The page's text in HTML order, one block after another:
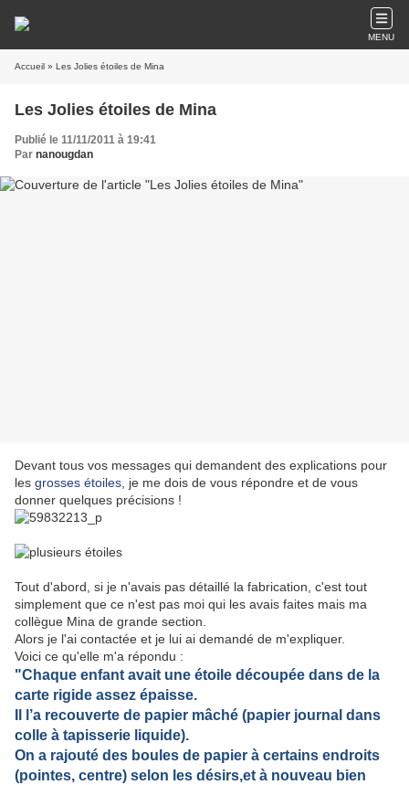
MENU
Accueil » Les Jolies étoiles de Mina
Les Jolies étoiles de Mina
Publié le 11/11/2011 à 19:41
Par nanougdan
Devant tous vos messages qui demandent des explications pour
les grosses étoiles , je me dois de vous répondre et de vous
donner quelques précisions !
Tout d'abord, si je n'avais pas détaillé la fabrication, c'est tout
simplement que ce n'est pas moi qui les avais faites mais ma
collègue Mina de grande section.
Alors je l'ai contactée et je lui ai demandé de m'expliquer.
Voici ce qu'elle m'a répondu :
"Chaque enfant avait une étoile découpée dans de la
carte rigide assez épaisse.
Il l’a recouverte de papier mâché (papier journal dans
colle à tapisserie liquide).
On a rajouté des boules de papier à certains endroits
(pointes, centre) selon les désirs,et à nouveau bien